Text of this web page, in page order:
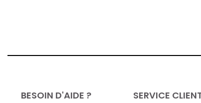
BESOIN D'AIDE ? SERVICE